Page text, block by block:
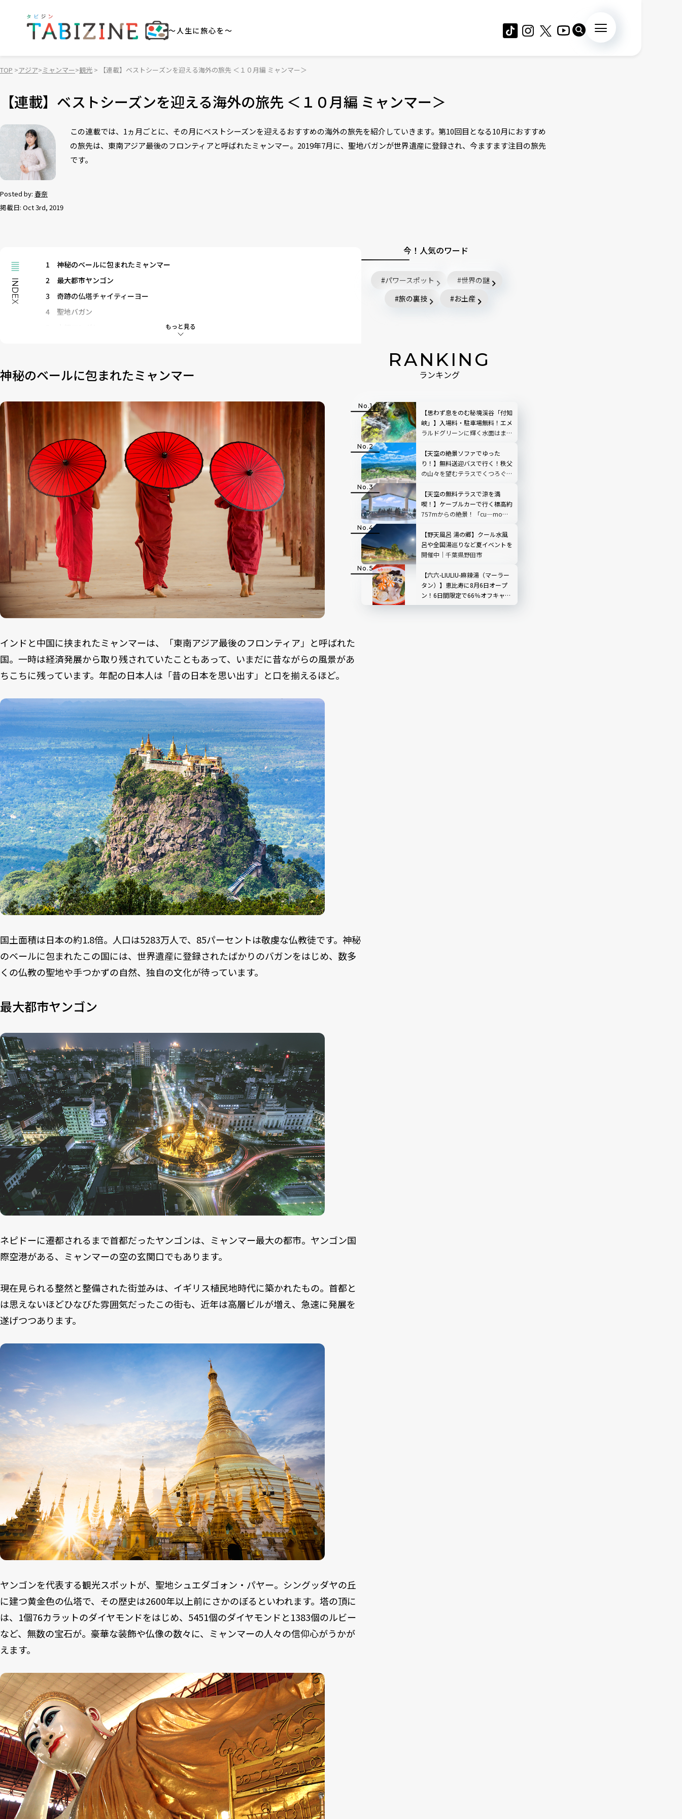
～人生に旅心を～
TOP アジア ミャンマー 観光 【連載】ベストシーズンを迎える海外の旅先 ＜１０月編 ミャンマー＞
【連載】ベストシーズンを迎える海外の旅先 ＜１０月編 ミャンマー＞
Posted by: 春奈
掲載日: Oct 3rd, 2019
この連載では、1ヵ月ごとに、その月にベストシーズンを迎えるおすすめの海外の旅先を紹介していきます。第10回目となる10月におすすめ
の旅先は、東南アジア最後のフロンティアと呼ばれたミャンマー。2019年7月に、聖地バガンが世界遺産に登録され、今ますます注目の旅先
です。
もっと見る
INDEX
1
神秘のベールに包まれたミャンマー
2
最大都市ヤンゴン
3
奇跡の仏塔チャイティーヨー
4
聖地バガン
神秘のベールに包まれたミャンマー
インドと中国に挟まれたミャンマーは、「東南アジア最後のフロンティア」と呼ばれた
国。一時は経済発展から取り残されていたこともあって、いまだに昔ながらの風景があ
ちこちに残っています。年配の日本人は「昔の日本を思い出す」と口を揃えるほど。
国土面積は日本の約1.8倍。人口は5283万人で、85パーセントは敬虔な仏教徒です。神秘
のベールに包まれたこの国には、世界遺産に登録されたばかりのバガンをはじめ、数多
くの仏教の聖地や手つかずの自然、独自の文化が待っています。
最大都市ヤンゴン
ネピドーに遷都されるまで首都だったヤンゴンは、ミャンマー最大の都市。ヤンゴン国
際空港がある、ミャンマーの空の玄関口でもあります。
現在見られる整然と整備された街並みは、イギリス植民地時代に築かれたもの。首都と
は思えないほどひなびた雰囲気だったこの街も、近年は高層ビルが増え、急速に発展を
遂げつつあります。
ヤンゴンを代表する観光スポットが、聖地シュエダゴォン・パヤー。シングッダヤの丘
に建つ黄金色の仏塔で、その歴史は2600年以上前にさかのぼるといわれます。塔の頂に
は、1個76カラットのダイヤモンドをはじめ、5451個のダイヤモンドと1383個のルビー
など、無数の宝石が。豪華な装飾や仏像の数々に、ミャンマーの人々の信仰心がうかが
えます。
今！人気のワード
パワースポット
世界の謎
旅の裏技
お土産
RANKING
ランキング
【思わず息をのむ秘境渓谷「付知
峡」】入場料・駐車場無料！エメ
ラルドグリーンに輝く水面はまる
【天空の絶景ソファでゆった
り！】無料送迎バスで行く！秩父
の山々を望むテラスでくつろぐ
レビュー｜埼玉県
【天空の無料テラスで涼を満
喫！】ケーブルカーで行く標高約
757mからの絶景！「cu―mo箱
【野天風呂 湯の郷】クール水風
呂や全国湯巡りなど夏イベントを
開催中｜千葉県野田市
【六六-LIULIU-麻辣湯（マーラー
タン）】恵比寿に8月6日オープ
ン！6日間限定で66％オフキャン
ペーンも